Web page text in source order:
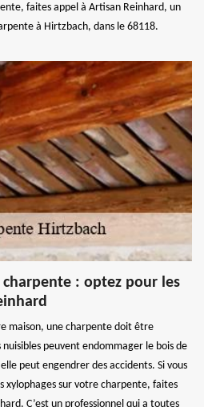
faites appel à Artisan Reinhard, un
à Hirtzbach, dans le 68118.
: optez pour les
maison, une charpente doit être
peuvent endommager le bois de
peut engendrer des accidents. Si vous
xylophages sur votre charpente, faites
C’est un professionnel qui a toutes